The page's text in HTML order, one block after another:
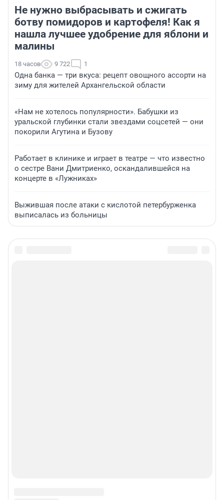
Не нужно выбрасывать и сжигать
ботву помидоров и картофеля! Как я
нашла лучшее удобрение для яблони и
малины
18 часов 9 722 1
Одна банка — три вкуса: рецепт овощного ассорти на
зиму для жителей Архангельской области
«Нам не хотелось популярности». Бабушки из
уральской глубинки стали звездами соцсетей — они
покорили Агутина и Бузову
Работает в клинике и играет в театре — что известно
о сестре Вани Дмитриенко, оскандалившейся на
концерте в «Лужниках»
Выжившая после атаки с кислотой петербурженка
выписалась из больницы